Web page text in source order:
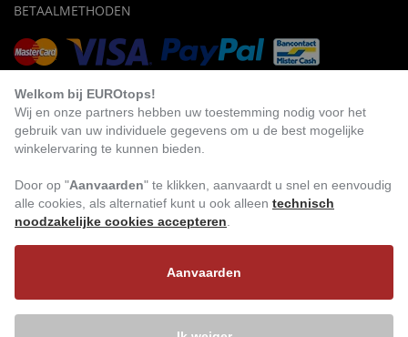
BETAALMETHODEN
BEZOEK ONS
Welkom bij EUROtops!
Wij en onze partners hebben uw toestemming nodig voor het
gebruik van uw individuele gegevens om u de best mogelijke
winkelervaring te kunnen bieden.
Door op "Aanvaarden" te klikken, aanvaardt u snel en eenvoudig
alle cookies, als alternatief kunt u ook alleen technisch
noodzakelijke cookies accepteren
Aanvaarden